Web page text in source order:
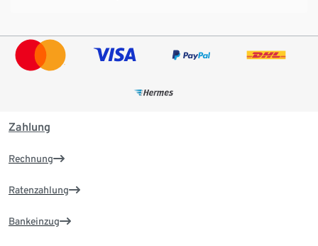
Zahlung
Rechnung
Ratenzahlung
Bankeinzug